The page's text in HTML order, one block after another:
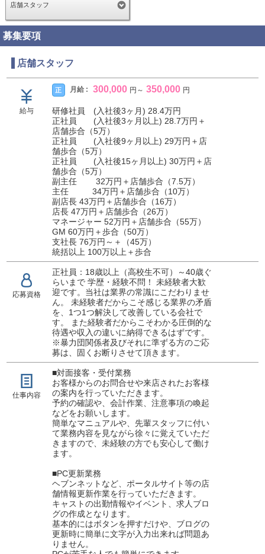
店舗スタッフ
募集要項
店舗スタッフ
給与
正 月給 : 300,000 円 ～ 350,000 円
研修社員 (入社後3ヶ月) 28.4万円
正社員 (入社後3ヶ月以上) 28.7万円＋
店舗歩合（5万）
正社員 (入社後9ヶ月以上) 29万円＋店
舗歩合（5万）
正社員 (入社後15ヶ月以上) 30万円＋店
舗歩合（5万）
副主任 32万円＋店舗歩合（7.5万）
主任 34万円＋店舗歩合（10万）
副店長 43万円＋店舗歩合（16万）
店長 47万円＋店舗歩合（26万）
マネージャー 52万円＋店舗歩合（55万）
GM 60万円＋歩合（50万）
支社長 76万円～＋（45万）
統括以上 100万以上＋歩合
応募資格
正社員：18歳以上（高校生不可）～40歳ぐ
らいまで 学歴・経験不問！ 未経験者大歓
迎です。当社は業界の常識にこだわりませ
ん。 未経験者だからこそ感じる業界の矛盾
を、1つ1つ解決して改善している会社で
す。 また経験者だからこそわかる圧倒的な
待遇や収入の違いに納得できるはずです。
※暴力団関係者及びそれに準ずる方のご応
募は、固くお断りさせて頂きます。
仕事内容
■対面接客・受付業務
お客様からのお問合せや来店されたお客様
の案内を行っていただきます。
予約の確認や、会計作業、注意事項の喚起
などをお願いします。
簡単なマニュアルや、先輩スタッフに付い
て業務内容を見ながら徐々に覚えていただ
きますので、未経験の方でも安心して働け
ます。
■PC更新業務
ヘブンネットなど、ポータルサイト等の店
舗情報更新作業を行っていただきます。
キャストの出勤情報やイベント、求人ブロ
グの作成となります。
基本的にはボタンを押すだけや、ブログの
更新時に簡単に文字が入力出来れば問題あ
りません。